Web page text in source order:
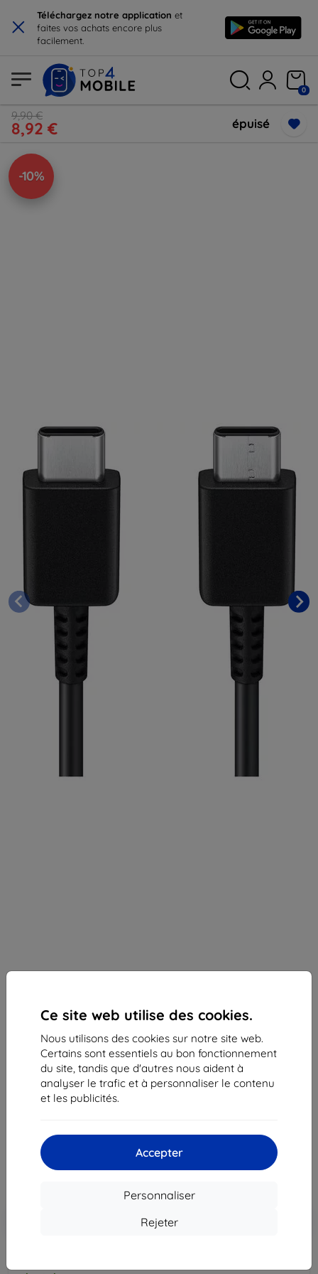
× Téléchargez notre application et
faites vos achats encore plus
facilement.
Ce site web utilise des cookies.
Nous utilisons des cookies sur notre site web.
Certains sont essentiels au bon fonctionnement
du site, tandis que d'autres nous aident à
analyser le trafic et à personnaliser le contenu
et les publicités.
Accepter
Personnaliser
Rejeter
0
9,90 €
8,92 € épuisé
-10%
Câble Samsung - Data Cable USB-C to USB-C , 1m,
Black (EP-DA705BB) (Unboxed)
8,92 €